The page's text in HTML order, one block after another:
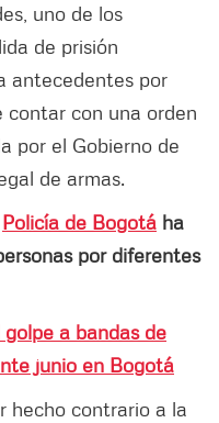
uno de los
de prisión
antecedentes por
contar con una orden
por el Gobierno de
de armas.
Policía de Bogotá ha
por diferentes
a bandas de
junio en Bogotá
hecho contrario a la